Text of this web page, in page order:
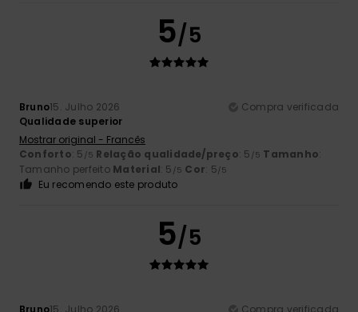
5/5
Bruno15. Julho 2026
Compra verificada
Qualidade superior
Mostrar original - Francês
Conforto: 5 /5 Relação qualidade/preço: 5 /5 Tamanho:
Tamanho perfeito Material: 5 /5 Cor: 5/5
Eu recomendo este produto
5/5
Bruno15. Julho 2026
Compra verificada